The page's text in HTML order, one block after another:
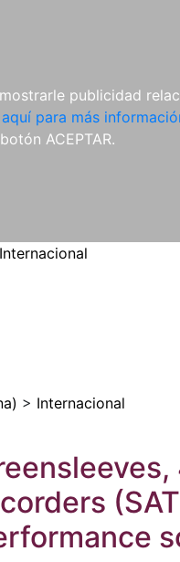
publicidad
para más
ACEPTAR.
REVISTAS
CDS Y
DVDS
Internacional
> Internacional